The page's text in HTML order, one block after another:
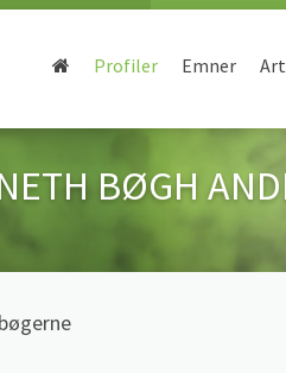
Profiler Emner
BØGH